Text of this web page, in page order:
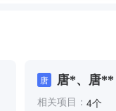
唐 唐*、唐**
相关项目： 4个